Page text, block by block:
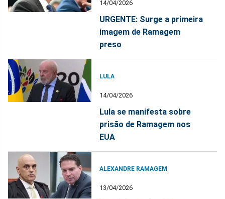
14/04/2026
URGENTE: Surge a primeira
imagem de Ramagem
preso
LULA
14/04/2026
Lula se manifesta sobre
prisão de Ramagem nos
EUA
ALEXANDRE RAMAGEM
13/04/2026